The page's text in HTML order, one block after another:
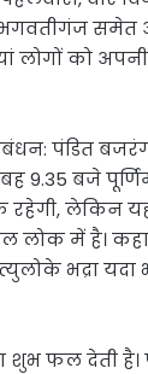
समेत
लोगों को
पंडित बजरंगी
9.35 बजे
रहेगी, लेकिन
लोक में है। कहा
भद्रा यदा
शुभ फल देती है।